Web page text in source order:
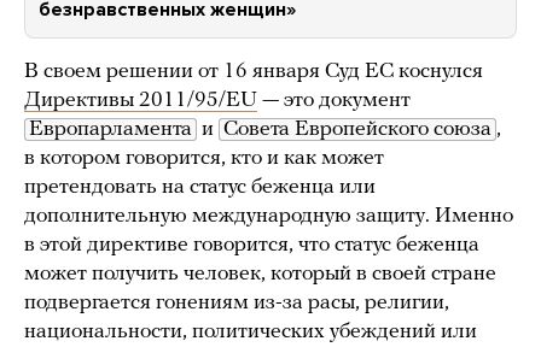
безнравственных женщин»
В своем решении от 16 января Суд ЕС коснулся
Директивы 2011/95/EU — это документ
Европарламента и Совета Европейского союза ,
в котором говорится, кто и как может
претендовать на статус беженца или
дополнительную международную защиту. Именно
в этой директиве говорится, что статус беженца
может получить человек, который в своей стране
подвергается гонениям из-за расы, религии,
национальности, политичесĸих убеждений или